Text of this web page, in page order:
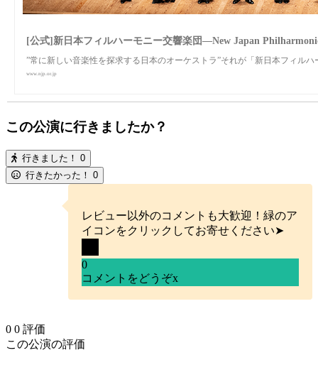
[公式]新日本フィルハーモニー交響楽団—New Japan
”常に新しい音楽性を探求する日本のオーケストラ”それが「新日本フィル
www.njp.or.jp
この公演に行きましたか？
行きました！ 0
行きたかった！ 0
レビュー以外のコメントも大歓迎！緑のア
イコンをクリックしてお寄せください➤
0
コメントをどうぞx
0 0 評価
この公演の評価